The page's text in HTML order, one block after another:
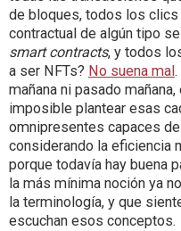
de bloques, todos los
contractual de algún tipo
smart contracts, y todos
a ser NFTs? No suena mal
mañana ni pasado
imposible plantear esas
omnipresentes capaces
considerando la eficiencia
porque todavía hay buena
la más mínima noción ya
la terminología, y que
escuchan esos conceptos.